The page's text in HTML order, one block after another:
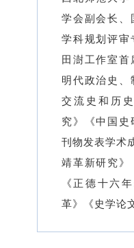
学会副会长、
学科规划评审
田澍工作室首
明代政治史、
交流史和历
究》《中国史
刊物发表学术
靖革新研究》
《正德十六
革》《史学论